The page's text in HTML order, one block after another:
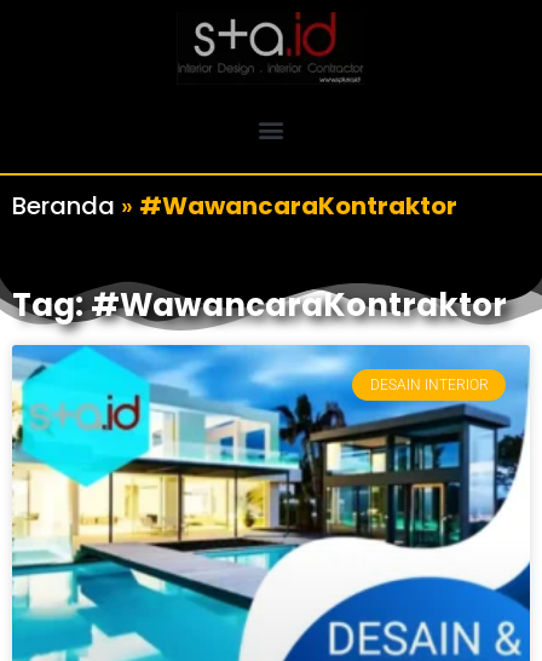
Beranda » #WawancaraKontraktor
Tag: #WawancaraKontraktor
DESAIN INTERIOR